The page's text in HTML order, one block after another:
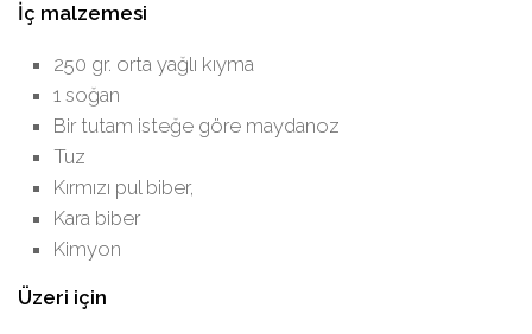
İç malzemesi
250 gr. orta yağlı kıyma
1 soğan
Bir tutam isteğe göre maydanoz
Tuz
Kırmızı pul biber,
Kara biber
Kimyon
Üzeri için